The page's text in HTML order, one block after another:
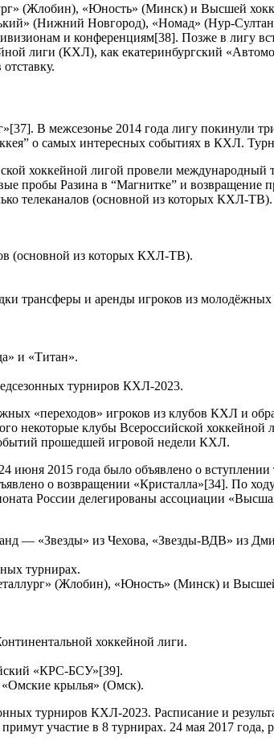
(Жлобин), «Юность» (Минск) и Высшей
(Нижний Новгород), «Номад» (Нур-
и конференциям[38]. Позже в лигу
лиги (КХЛ), как екатеринбургский
В межсезонье 2014 года лигу покинули
о самых интересных событиях в КХЛ.
хоккейной лигой провели
пробы Разина в “Магнитке” и возвращение
телеканалов (основной из которых КХЛ-
(основной из которых КХЛ-ТВ).
трансферы и аренды игроков из
и «Титан».
турниров КХЛ-2023.
«переходов» игроков из клубов КХЛ и
некоторые клубы Всероссийской
прошедшей игровой недели КХЛ.
2015 года было объявлено о
о возвращении «Кристалла»[34]. По
России делегированы ассоциации
— «Звезды» из Чехова, «Звезды-ВДВ» из
турнирах.
(Жлобин), «Юность» (Минск) и
хоккейной лиги.
«КРС-БСУ»[39].
крылья» (Омск).
турниров КХЛ-2023. Расписание и
участие в 8 турнирах. 24 мая 2017